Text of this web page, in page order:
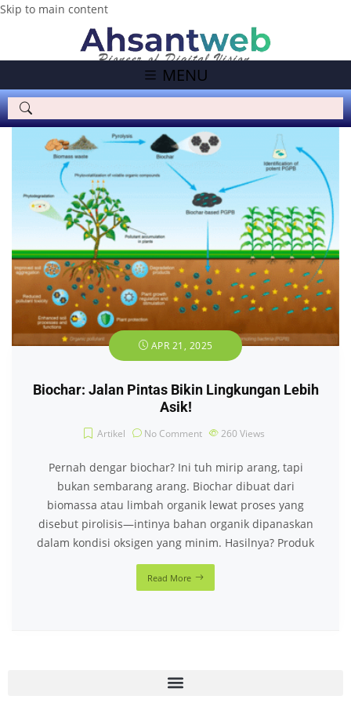
Skip to main content
MENU
APR 21, 2025
Biochar: Jalan Pintas Bikin Lingkungan Lebih
Asik!
Artikel No Comment 260 Views
Pernah dengar biochar? Ini tuh mirip arang, tapi
bukan sembarang arang. Biochar dibuat dari
biomassa atau limbah organik lewat proses yang
disebut pirolisis—intinya bahan organik dipanaskan
dalam kondisi oksigen yang minim. Hasilnya? Produk
Read More